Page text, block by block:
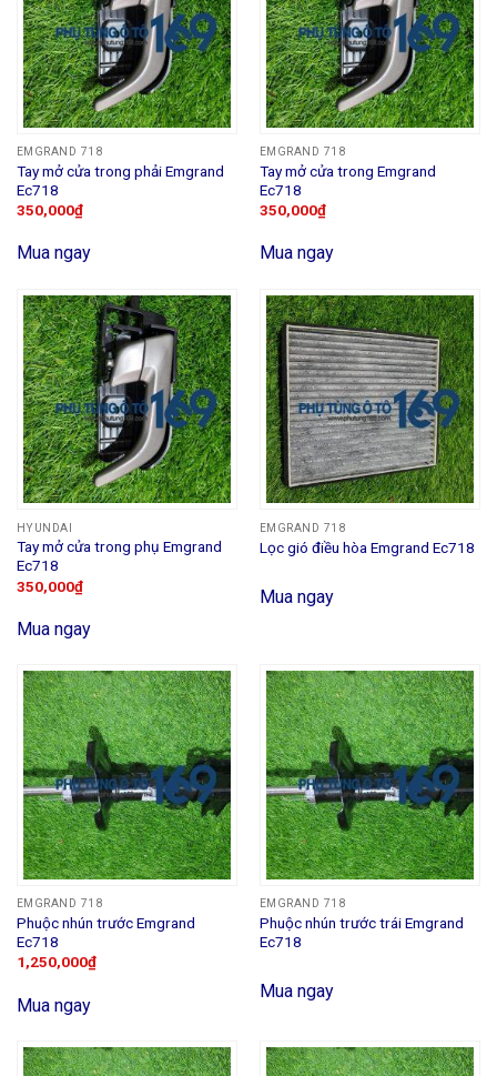
EMGRAND 718
Tay mở cửa trong phải Emgrand
Ec718
350,000₫
Mua ngay
EMGRAND 718
Tay mở cửa trong Emgrand
Ec718
350,000₫
Mua ngay
HYUNDAI
Tay mở cửa trong phụ Emgrand
Ec718
350,000₫
Mua ngay
EMGRAND 718
Lọc gió điều hòa Emgrand Ec718
Mua ngay
EMGRAND 718
Phuộc nhún trước Emgrand
Ec718
1,250,000₫
Mua ngay
EMGRAND 718
Phuộc nhún trước trái Emgrand
Ec718
Mua ngay